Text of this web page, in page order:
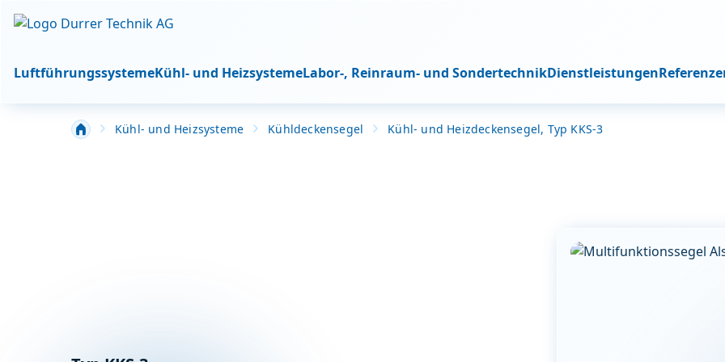
LuftführungssystemeKühl- und HeizsystemeLabor-, Reinraum- und SondertechnikDienstleistungen
Kühl- und Heizsysteme Kühldeckensegel Kühl- und Heizdeckensegel, Typ KKS-3